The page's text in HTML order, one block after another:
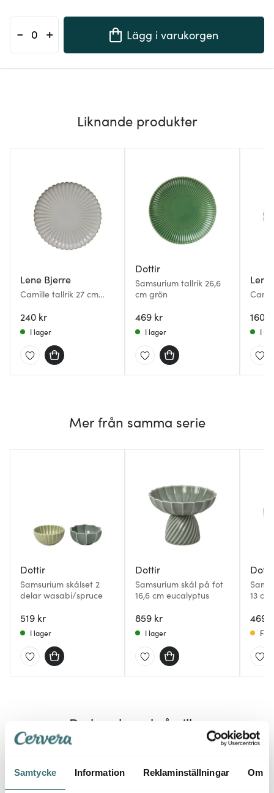
Samtycke Information Reklaminställningar Om
- + Lägg i varukorgen
Liknande produkter
Lene Bjerre
Camille tallrik 27 cm
240 kr
I lager
Dottir
Samsurium tallrik 26,6
cm grön
469 kr
I lager
160
I
Mer från samma serie
Dottir
Samsurium skålset 2
delar wasabi/spruce
519 kr
I lager
Dottir
Samsurium skål på fot
16,6 cm eucalyptus
859 kr
I lager
13
469
Få
Du kanske också gillar